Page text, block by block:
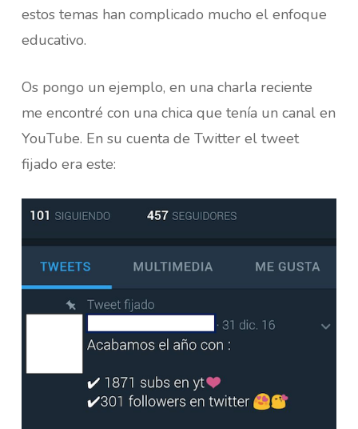
estos temas han complicado mucho el enfoque
educativo.
Os pongo un ejemplo, en una charla reciente
me encontré con una chica que tenía un canal en
YouTube. En su cuenta de Twitter el tweet
fijado era este: